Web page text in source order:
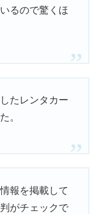
るので驚くほ
たレンタカー
。
報を掲載して
がチェックで